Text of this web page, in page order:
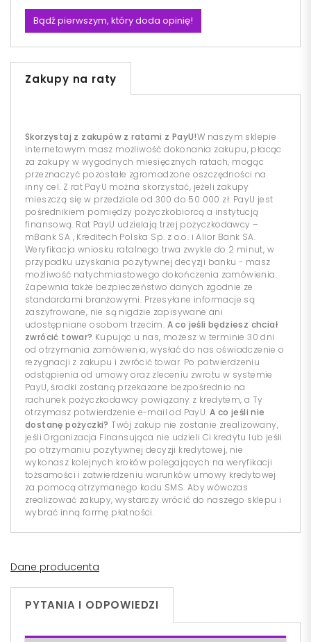
Bądź pierwszym, który doda opinię!
Zakupy na raty
Skorzystaj z zakupów z ratami z PayU!W naszym sklepie
internetowym masz możliwość dokonania zakupu, płacąc
za zakupy w wygodnych miesięcznych ratach, mogąc
przeznaczyć pozostałe zgromadzone oszczędności na
inny cel. Z rat PayU można skorzystać, jeżeli zakupy
mieszczą się w przedziale od 300 do 50 000 zł. PayU jest
pośrednikiem pomiędzy pożyczkobiorcą a instytucją
finansową. Rat PayU udzielają trzej pożyczkodawcy –
mBank SA , Kreditech Polska Sp. z o.o. i Alior Bank SA.
Weryfikacja wniosku ratalnego trwa zwykle do 2 minut, w
przypadku uzyskania pozytywnej decyzji banku - masz
możliwość natychmiastowego dokończenia zamówienia.
Zapewnia także bezpieczeństwo danych zgodnie ze
standardami branżowymi. Przesyłane informacje są
zaszyfrowane, nie są nigdzie zapisywane ani
udostępniane osobom trzecim. A co jeśli będziesz chciał
zwrócić towar? Kupując u nas, możesz w terminie 30 dni
od otrzymania zamówienia, wysłać do nas oświadczenie o
rezygnacji z zakupu i zwrócić towar. Po potwierdzeniu
odstąpienia od umowy oraz zleceniu zwrotu w systemie
PayU, środki zostaną przekazane bezpośrednio na
rachunek pożyczkodawcy powiązany z kredytem, a Ty
otrzymasz potwierdzenie e-mail od PayU. A co jeśli nie
dostanę pożyczki? Twój zakup nie zostanie zrealizowany,
jeśli Organizacja Finansująca nie udzieli Ci kredytu lub jeśli
po otrzymaniu pozytywnej decyzji kredytowej, nie
wykonasz kolejnych kroków polegających na weryfikacji
tożsamości i zatwierdzeniu warunków umowy kredytowej
za pomocą otrzymanego kodu SMS. Aby wówczas
zrealizować zakupy, wystarczy wrócić do naszego sklepu i
wybrać inną formę płatności.
Dane producenta
PYTANIA I ODPOWIEDZI